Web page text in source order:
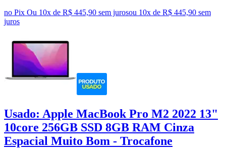
no Pix Ou 10x de R$ 445,90 sem jurosou 10x de R$ 445,90 sem
juros
Usado: Apple MacBook Pro M2 2022 13"
10core 256GB SSD 8GB RAM Cinza
Espacial Muito Bom - Trocafone